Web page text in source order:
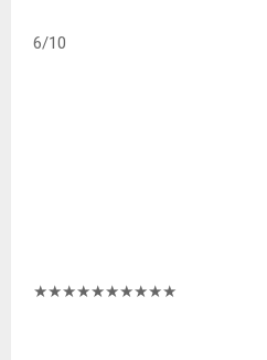
6/10
★★★★★★★★★★